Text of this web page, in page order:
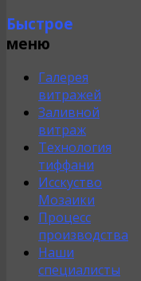
Быстрое
меню
Галерея
витражей
Заливной
витраж
Технология
тиффани
Исскуство
Мозаики
Процесс
производства
Наши
специалисты